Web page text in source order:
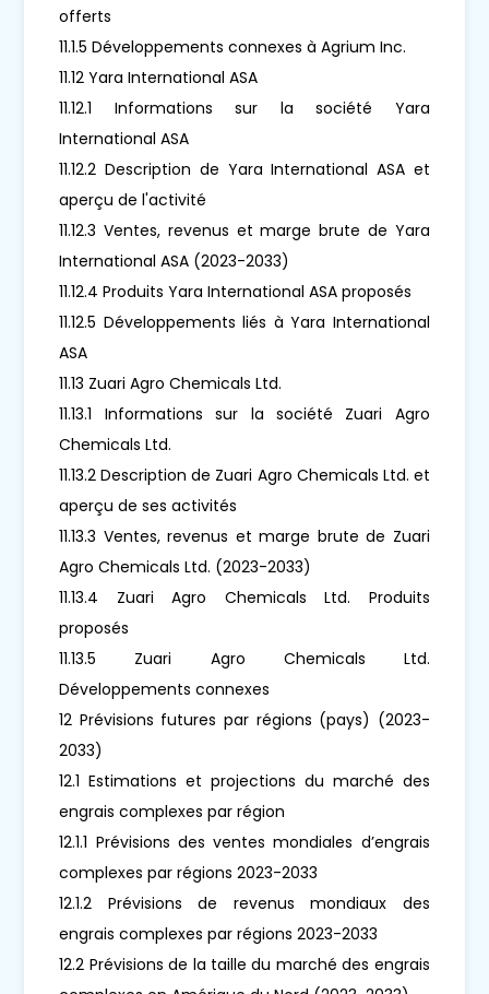
offerts
11.1.5 Développements connexes à Agrium Inc.
11.12 Yara International ASA
11.12.1 Informations sur la société Yara
International ASA
11.12.2 Description de Yara International ASA et
aperçu de l'activité
11.12.3 Ventes, revenus et marge brute de Yara
International ASA (2023-2033)
11.12.4 Produits Yara International ASA proposés
11.12.5 Développements liés à Yara International
ASA
11.13 Zuari Agro Chemicals Ltd.
11.13.1 Informations sur la société Zuari Agro
Chemicals Ltd.
11.13.2 Description de Zuari Agro Chemicals Ltd. et
aperçu de ses activités
11.13.3 Ventes, revenus et marge brute de Zuari
Agro Chemicals Ltd. (2023-2033)
11.13.4 Zuari Agro Chemicals Ltd. Produits
proposés
11.13.5 Zuari Agro Chemicals Ltd.
Développements connexes
12 Prévisions futures par régions (pays) (2023-
2033)
12.1 Estimations et projections du marché des
engrais complexes par région
12.1.1 Prévisions des ventes mondiales d’engrais
complexes par régions 2023-2033
12.1.2 Prévisions de revenus mondiaux des
engrais complexes par régions 2023-2033
12.2 Prévisions de la taille du marché des engrais